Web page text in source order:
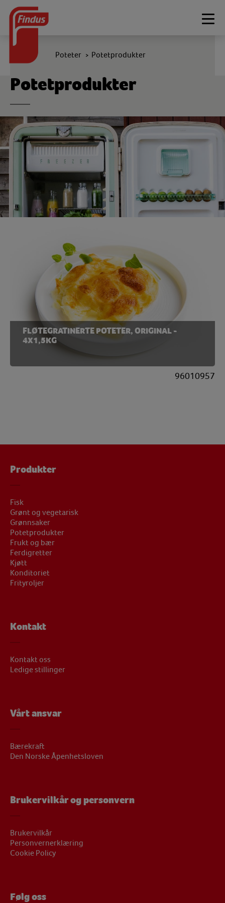
Potetprodukter
Poteter > Potetprodukter
FLØTEGRATINERTE POTETER, ORIGINAL -
4X1,5KG
96010957
Produkter
Fisk
Grønt og vegetarisk
Grønnsaker
Potetprodukter
Frukt og bær
Ferdigretter
Kjøtt
Konditoriet
Frityroljer
Kontakt
Kontakt oss
Ledige stillinger
Vårt ansvar
Bærekraft
Den Norske Åpenhetsloven
Brukervilkår og personvern
Brukervilkår
Personvernerklæring
Cookie Policy
Følg oss